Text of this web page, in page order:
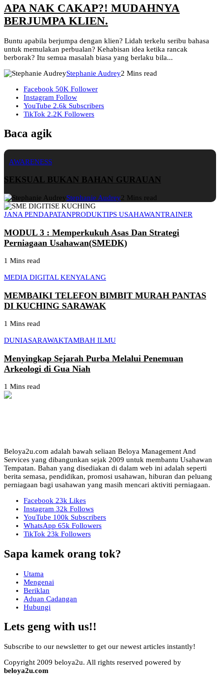
APA NAK CAKAP?! MUDAHNYA
BERJUMPA KLIEN.
Buntu apabila berjumpa dengan klien? Lidah terkelu seribu bahasa
untuk memulakan perbualan? Kehabisan idea ketika rancak
berborak? Itu semua masalah biasa yang berlaku bila...
Stephanie Audrey2 Mins read
Facebook 50K Follower
Instagram Follow
YouTube 2.6k Subscribers
TikTok 2.2K Followers
Baca agik
AWARENESS
SEKSUAL BUKAN BAHAN GURAUAN
Stephanie Audrey2 Mins read
JANA PENDAPATANPRODUKTIPS USAHAWANTRAINER
MODUL 3 : Memperkukuh Asas Dan Strategi
Perniagaan Usahawan(SMEDK)
1 Mins read
MEDIA DIGITAL KENYALANG
MEMBAIKI TELEFON BIMBIT MURAH PANTAS
DI KUCHING SARAWAK
1 Mins read
DUNIASARAWAKTAMBAH ILMU
Menyingkap Sejarah Purba Melalui Penemuan
Arkeologi di Gua Niah
1 Mins read
Beloya2u.com adalah bawah seliaan Beloya Management And
Services yang dibangunkan sejak 2009 untuk membantu Usahawan
Tempatan. Bahan yang disediakan di dalam web ini adalah seperti
berita semasa, pendidikan, promosi usahawan, hiburan dan peluang
perniagaan bagi usahawan yang masih mencari aktiviti perniagaan.
Facebook 23k Likes
Instagram 32k Follows
YouTube 100k Subscribers
WhatsApp 65k Followers
TikTok 23k Followers
Sapa kamek orang tok?
Utama
Mengenai
Beriklan
Aduan Cadangan
Hubungi
Lets geng with us!!
Subscribe to our newsletter to get our newest articles instantly!
Copyright 2009 beloya2u. All rights reserved powered by
beloya2u.com